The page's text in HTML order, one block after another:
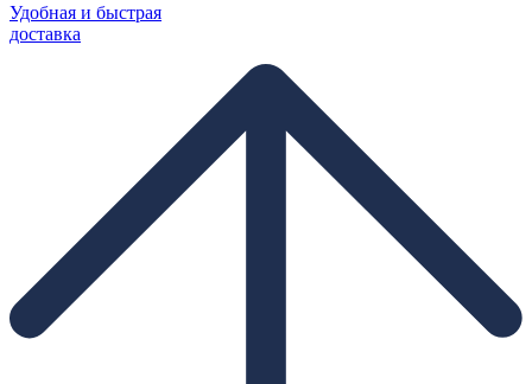
Удобная и быстрая
доставка